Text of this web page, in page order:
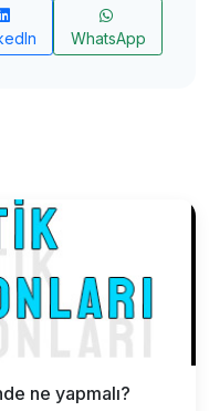
WhatsApp
ne yapmalı?